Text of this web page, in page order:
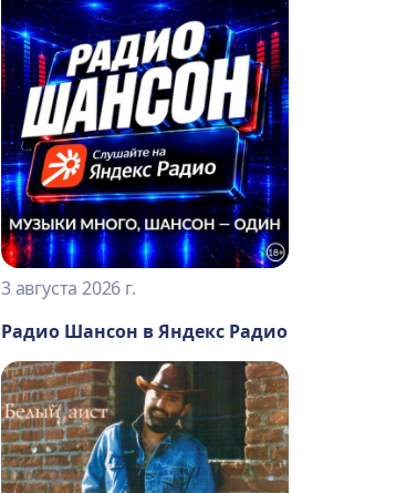
3 августа 2026 г.
Радио Шансон в Яндекс Радио